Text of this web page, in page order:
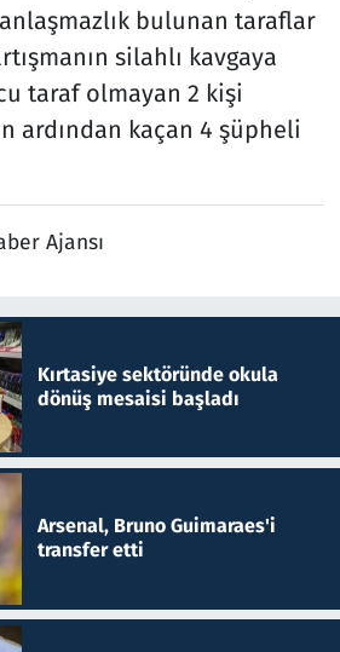
bulunan taraflar
silahlı kavgaya
taraf olmayan 2 kişi
ardından kaçan 4 şüpheli
Ajansı
Kırtasiye sektöründe okula
dönüş mesaisi başladı
Arsenal, Bruno Guimaraes'i
transfer etti